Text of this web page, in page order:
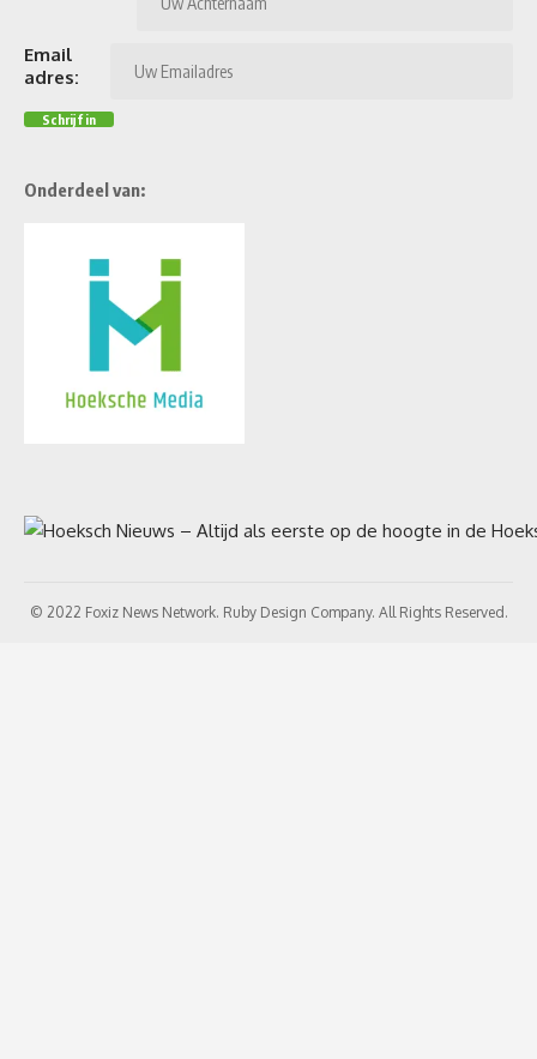
Email
adres:
Onderdeel van:
© 2022 Foxiz News Network. Ruby Design Company. All Rights Reserved.